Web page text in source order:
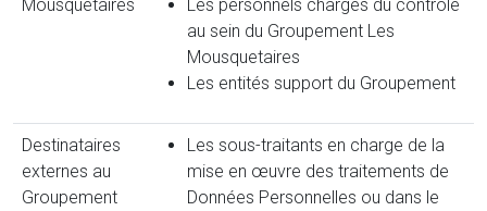
Mousquetaires
Les personnels chargés du contrôle
au sein du Groupement Les
Mousquetaires
Les entités support du Groupement
Destinataires
externes au
Groupement
Les sous-traitants en charge de la
mise en œuvre des traitements de
Données Personnelles ou dans le